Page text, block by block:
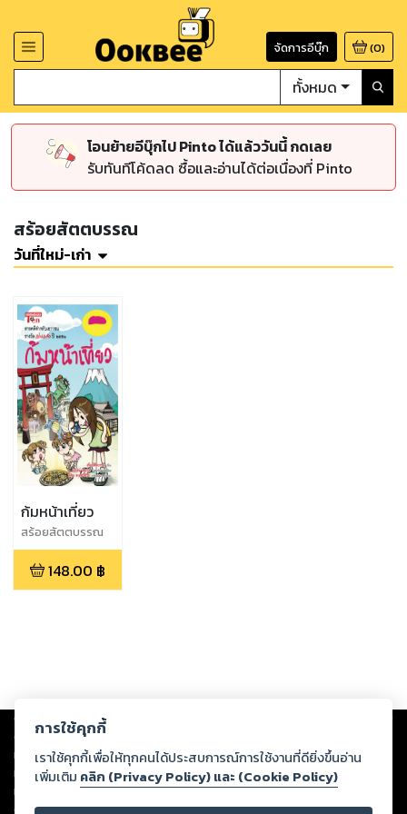
จัดการอีบุ๊ก (0)
ทั้งหมด
โอนย้ายอีบุ๊กไป Pinto ได้แล้ววันนี้ กดเลย
รับทันทีโค้ดลด ซื้อและอ่านได้ต่อเนื่องที่ Pinto
สร้อยสัตตบรรณ
วันที่ใหม่-เก่า
ก้มหน้าเที่ยว
สร้อยสัตตบรรณ
148.00 ฿
Copyright © 2026
ต่อผลงานหรือเนื้อหาใดที่อัปโหลดผ่านเว็บไซต์และปรากฏว่าละเมิดสิทธิใน
ทรัพย์สินทางปัญญาของบุคคลอื่นหรือขัดต่อกฎหมายและศีลธรรม ดังนั้น ผู้อ่าน
ทุกท่านโปรดใช้วิจารณญาณในการกลั่นกรองด้วยตนเอง และหากท่านพบว่าส่วน
หนึ่งส่วนใดขัดต่อกฎหมายและศีลธรรม กรุณาแจ้งมายังบริษัท เพื่อทีมงานจะได้
ดำเนินการในทันที ทั้งนี้ ทางสตอรี่ล็อกขอสงวนลิขสิทธิ์ตามพระราชบัญญัติ
การใช้คุกกี้
เราใช้คุกกี้เพื่อให้ทุกคนได้ประสบการณ์การใช้งานที่ดียิ่งขึ้นอ่าน
เพิ่มเติม คลิก (Privacy Policy) และ (Cookie Policy)